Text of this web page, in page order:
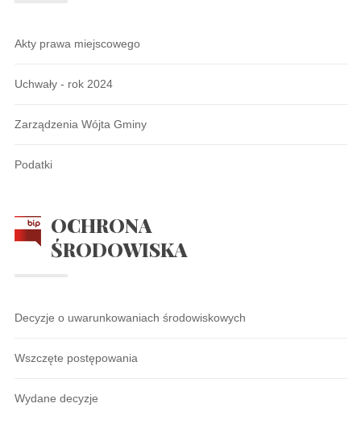
Akty prawa miejscowego
Uchwały - rok 2024
Zarządzenia Wójta Gminy
Podatki
OCHRONA
ŚRODOWISKA
Decyzje o uwarunkowaniach środowiskowych
Wszczęte postępowania
Wydane decyzje